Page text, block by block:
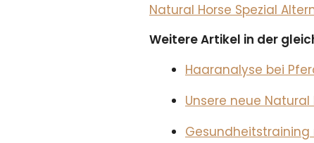
Natural Horse Spezial
Weitere Artikel in der
Haaranalyse bei
Unsere neue Natural
Gesundheitstraining